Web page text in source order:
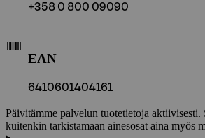
+358 0 800 09090
EAN
6410601404161
Päivitämme palvelun tuotetietoja aktiivisesti.
kuitenkin tarkistamaan ainesosat aina myös